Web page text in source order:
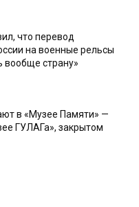
что перевод
на военные рельсы
вообще страну»
в «Музее Памяти» —
ГУЛАГа», закрытом